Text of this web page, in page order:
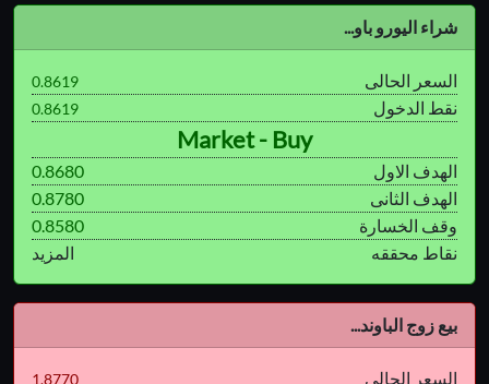
شراء اليورو باو...
السعر الحالى 0.8619
نقط الدخول 0.8619
Market - Buy
الهدف الاول
0.8680
الهدف الثانى
0.8780
وقف الخسارة
0.8580
نقاط محققه
المزيد
بيع زوج الباوند...
السعر الحالى 1.8770